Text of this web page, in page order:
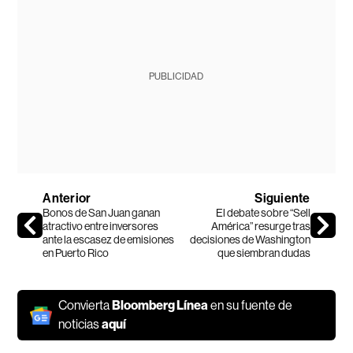
PUBLICIDAD
Anterior
Bonos de San Juan ganan
atractivo entre inversores
ante la escasez de emisiones
en Puerto Rico
Siguiente
El debate sobre “Sell
América” resurge tras
decisiones de Washington
que siembran dudas
Convierta Bloomberg Líneaen su fuente de
noticiasaquí